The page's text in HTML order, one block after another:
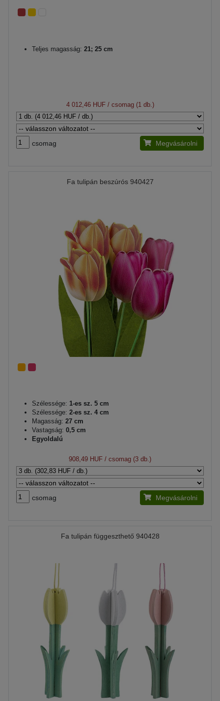
Teljes magasság: 21; 25 cm
4 012,46 HUF/ csomag (1 db.)
csomag Megvásárolni
Fa tulipán beszúrós 940427
Szélessége: 1-es sz. 5 cm
Szélessége: 2-es sz. 4 cm
Magasság: 27 cm
Vastagság: 0,5 cm
Egyoldalú
908,49 HUF / csomag (3 db.)
csomag Megvásárolni
Fa tulipán függeszthető 940428